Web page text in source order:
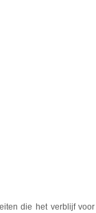
die het verblijf